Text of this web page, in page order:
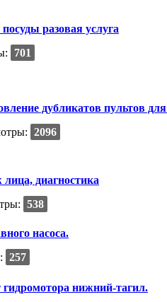
разовая услуга
701
дубликатов пультов
2096
диагностика
538
насоса.
257
гидромотора нижний-тагил.